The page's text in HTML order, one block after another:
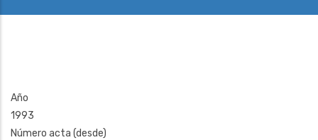
Año
1993
Número acta (desde)